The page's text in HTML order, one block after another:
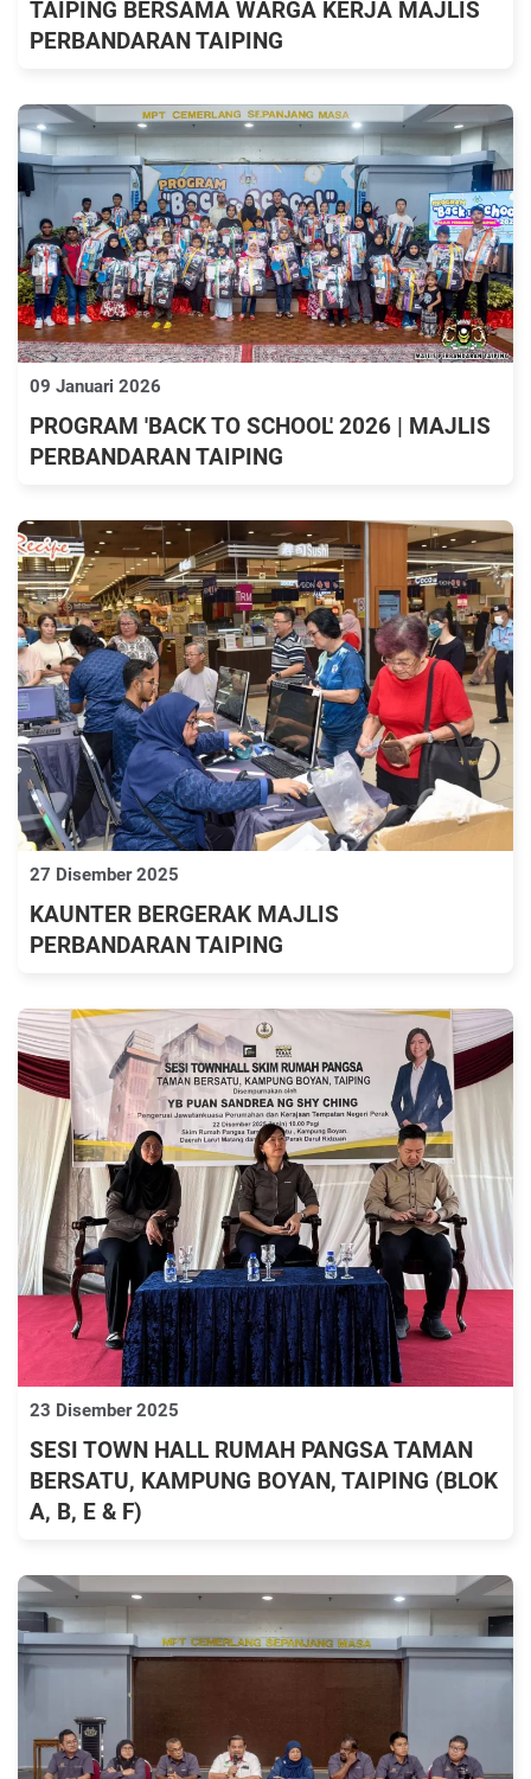
TAIPING BERSAMA WARGA KERJA MAJLIS
PERBANDARAN TAIPING
09 Januari 2026
PROGRAM 'BACK TO SCHOOL' 2026 | MAJLIS
PERBANDARAN TAIPING
27 Disember 2025
KAUNTER BERGERAK MAJLIS
PERBANDARAN TAIPING
23 Disember 2025
SESI TOWN HALL RUMAH PANGSA TAMAN
BERSATU, KAMPUNG BOYAN, TAIPING (BLOK
A, B, E & F)